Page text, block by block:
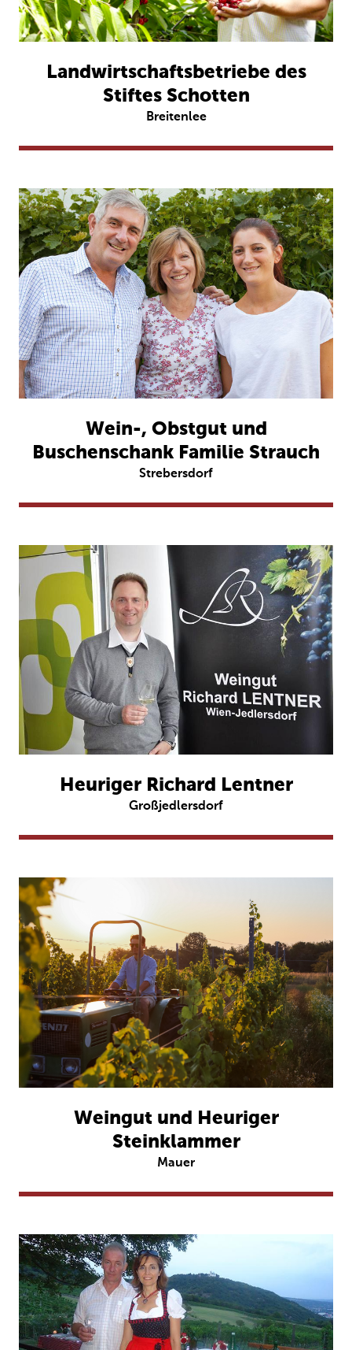
Landwirtschaftsbetriebe des
Stiftes Schotten
Breitenlee
Wein-, Obstgut und
Buschenschank Familie Strauch
Strebersdorf
Heuriger Richard Lentner
Großjedlersdorf
Weingut und Heuriger
Steinklammer
Mauer